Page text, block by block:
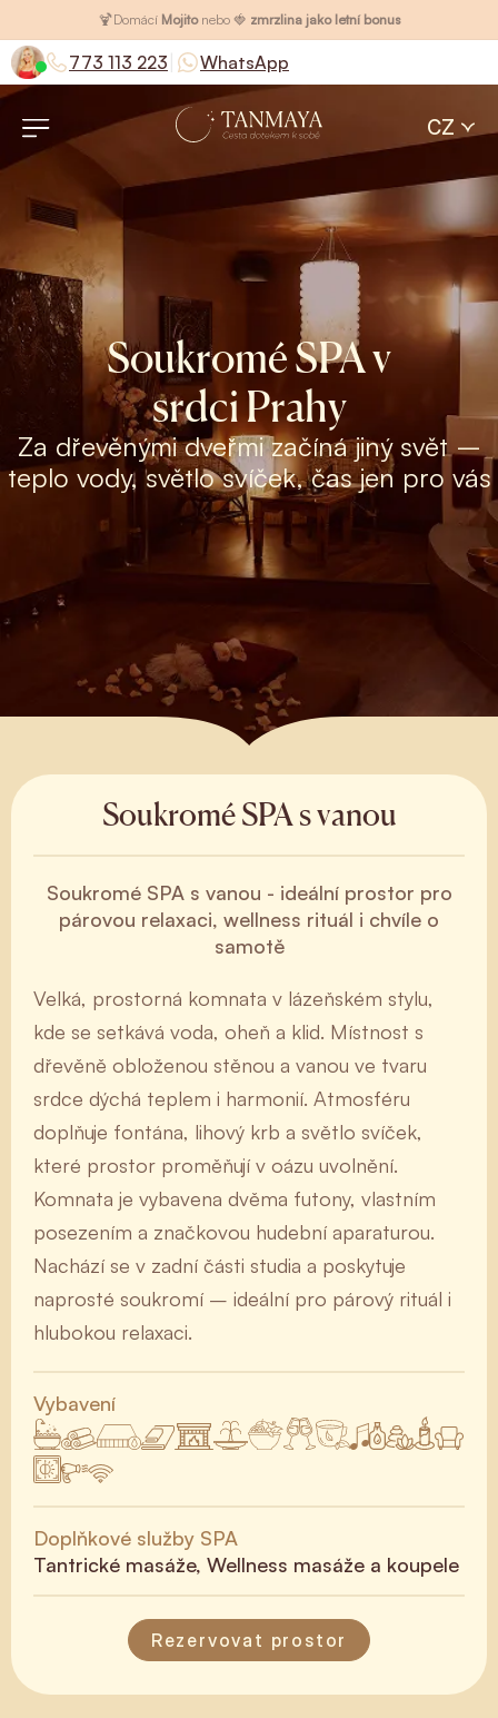
🍹Domácí Mojitonebo 🍓 zmrzlina jako letní bonus
773 113 223 WhatsApp
CZ
Soukromé SPA v
srdci Prahy
Za dřevěnými dveřmi začíná jiný svět –
teplo vody, světlo svíček, čas jen pro vás
Soukromé SPA s vanou
Soukromé SPA s vanou - ideální prostor pro
párovou relaxaci, wellness rituál i chvíle o
samotě
Velká, prostorná komnata v lázeňském stylu,
kde se setkává voda, oheň a klid. Místnost s
dřevěně obloženou stěnou a vanou ve tvaru
srdce dýchá teplem i harmonií. Atmosféru
doplňuje fontána, lihový krb a světlo svíček,
které prostor proměňují v oázu uvolnění.
Komnata je vybavena dvěma futony, vlastním
posezením a značkovou hudební aparaturou.
Nachází se v zadní části studia a poskytuje
naprosté soukromí – ideální pro párový rituál i
hlubokou relaxaci.
Vybavení
Doplňkové služby SPA
Tantrické masáže, Wellness masáže a koupele
Rezervovat prostor